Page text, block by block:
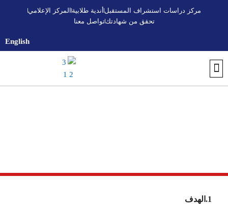
مركز دراسات استشراف المستقبلأندية طلابية المركز الإعلامي
تحقق من شهادتكتواصل معنا
English
1.الهدف